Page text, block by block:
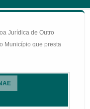
Jurídica de Outro
Município que presta